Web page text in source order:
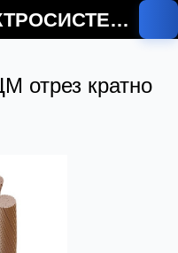
СУЧАСНІ ЕЛЕКТРОСИСТЕМИ
отрез кратно